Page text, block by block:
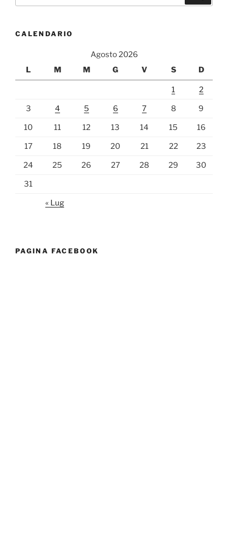
CALENDARIO
Agosto 2026
L
M M G V S D
1 2
3 4 5 6 7 8 9
10 11 12 13 14 15 16
17 18 19 20 21 22 23
24 25 26 27 28 29 30
31
« Lug
PAGINA FACEBOOK